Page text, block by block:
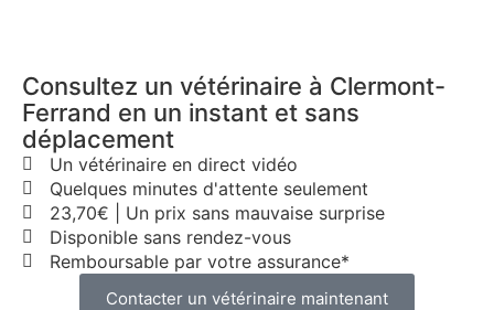
Consultez un vétérinaire à Clermont-
Ferrand en un instant et sans
déplacement
Un vétérinaire en direct vidéo
Quelques minutes d'attente seulement
23,70€ | Un prix sans mauvaise surprise
Disponible sans rendez-vous
Remboursable par votre assurance*
Contacter un vétérinaire maintenant